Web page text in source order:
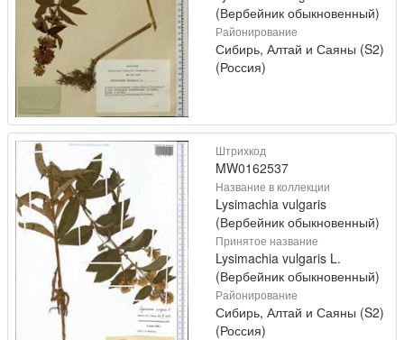
(Вербейник обыкновенный)
Районирование
Сибирь, Алтай и Саяны (S2)
(Россия)
Штрихкод
MW0162537
Название в коллекции
Lysimachia vulgaris
(Вербейник обыкновенный)
Принятое название
Lysimachia vulgaris L.
(Вербейник обыкновенный)
Районирование
Сибирь, Алтай и Саяны (S2)
(Россия)